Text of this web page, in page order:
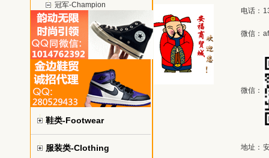
冠军-Champion
鞋类-Footwear
服装类-Clothing
电话：
微信：
微信：
地址：